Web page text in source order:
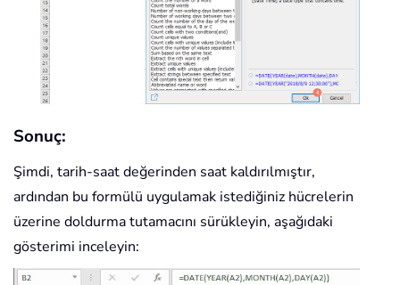
Sonuç:
Şimdi, tarih-saat değerinden saat kaldırılmıştır,
ardından bu formülü uygulamak istediğiniz hücrelerin
üzerine doldurma tutamacını sürükleyin, aşağıdaki
gösterimi inceleyin: